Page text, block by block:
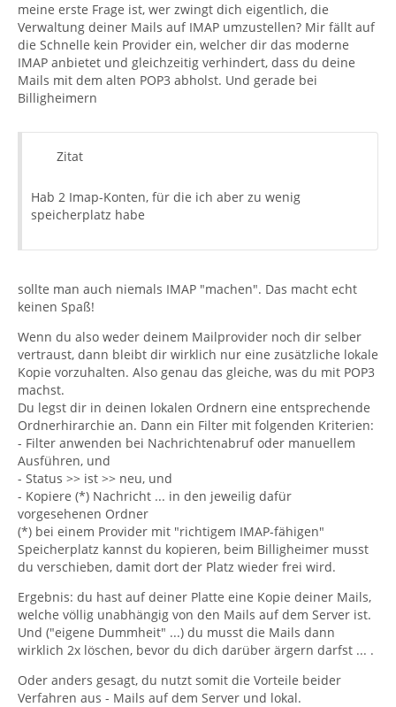
meine erste Frage ist, wer zwingt dich eigentlich, die
Verwaltung deiner Mails auf IMAP umzustellen? Mir fällt auf
die Schnelle kein Provider ein, welcher dir das moderne
IMAP anbietet und gleichzeitig verhindert, dass du deine
Mails mit dem alten POP3 abholst. Und gerade bei
Billigheimern
Zitat
Hab 2 Imap-Konten, für die ich aber zu wenig
speicherplatz habe
sollte man auch niemals IMAP "machen". Das macht echt
keinen Spaß!
Wenn du also weder deinem Mailprovider noch dir selber
vertraust, dann bleibt dir wirklich nur eine zusätzliche lokale
Kopie vorzuhalten. Also genau das gleiche, was du mit POP3
machst.
Du legst dir in deinen lokalen Ordnern eine entsprechende
Ordnerhirarchie an. Dann ein Filter mit folgenden Kriterien:
- Filter anwenden bei Nachrichtenabruf oder manuellem
Ausführen, und
- Status >> ist >> neu, und
- Kopiere (*) Nachricht ... in den jeweilig dafür
vorgesehenen Ordner
(*) bei einem Provider mit "richtigem IMAP-fähigen"
Speicherplatz kannst du kopieren, beim Billigheimer musst
du verschieben, damit dort der Platz wieder frei wird.
Ergebnis: du hast auf deiner Platte eine Kopie deiner Mails,
welche völlig unabhängig von den Mails auf dem Server ist.
Und ("eigene Dummheit" ...) du musst die Mails dann
wirklich 2x löschen, bevor du dich darüber ärgern darfst ... .
Oder anders gesagt, du nutzt somit die Vorteile beider
Verfahren aus - Mails auf dem Server und lokal.